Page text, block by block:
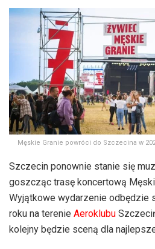
Męskie Granie powróci do Szczecina w
Szczecin ponownie stanie się
goszcząc trasę koncertową
Wyjątkowe wydarzenie odbędzie
roku na terenie Aeroklubu
kolejny będzie sceną dla